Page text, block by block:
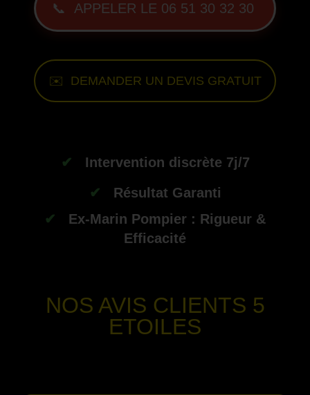
📞 APPELER LE 06 51 30 32 30
✉️ DEMANDER UN DEVIS GRATUIT
✔
Intervention discrète 7j/7
✔
Résultat Garanti
✔
Ex-Marin Pompier : Rigueur &
Efficacité
NOS AVIS CLIENTS 5
ETOILES